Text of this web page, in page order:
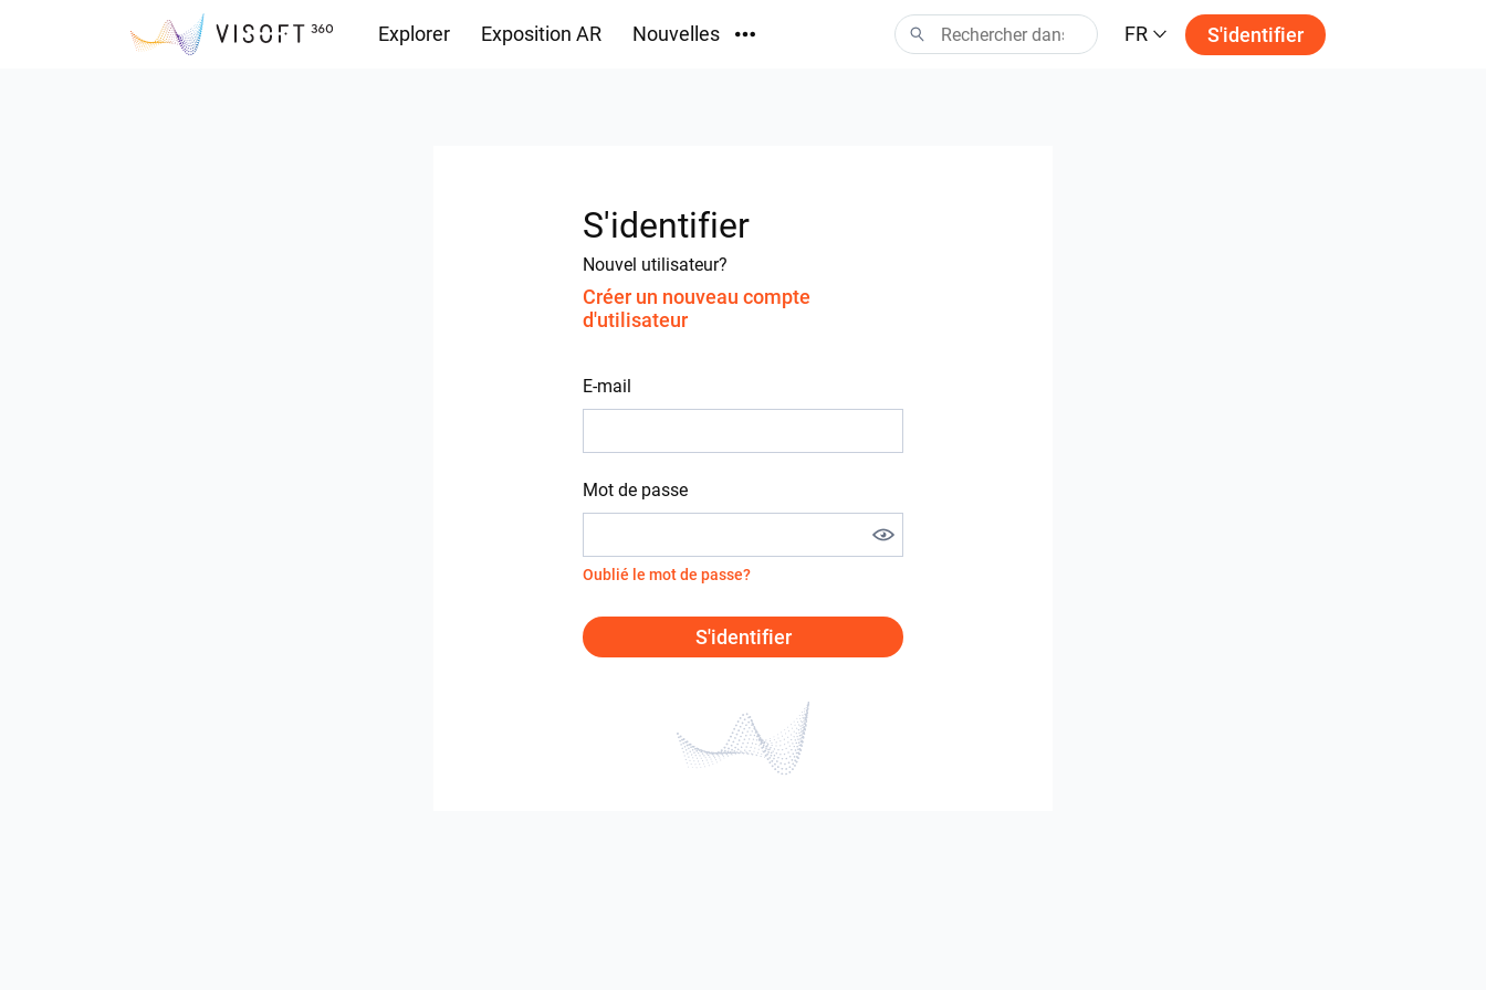
Explorer Exposition AR Nouvelles FR S'identifier
S'identifier
Nouvel utilisateur?
Créer un nouveau compte
d'utilisateur
E-mail
Mot de passe
Oublié le mot de passe?
S'identifier